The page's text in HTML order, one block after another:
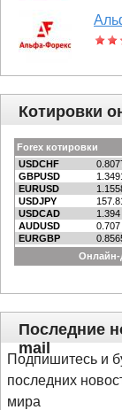
Котировки
Последние
mail
Подпишитесь и
последних
мира